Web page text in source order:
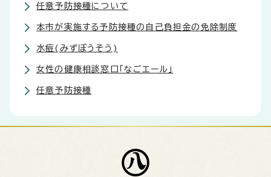
任意予防接種について
本市が実施する予防接種の自己負担金の免除制度
水痘(みずぼうそう)
女性の健康相談窓口「なごエール」
任意予防接種